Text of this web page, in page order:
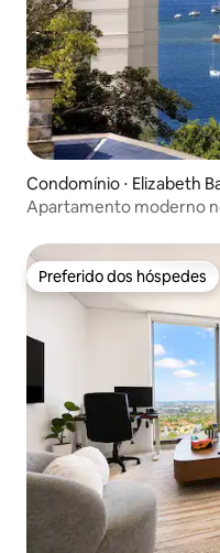
Condomínio ⋅ Elizabeth
Apartamento moderno
Preferido dos hóspedes
Preferido dos hóspedes